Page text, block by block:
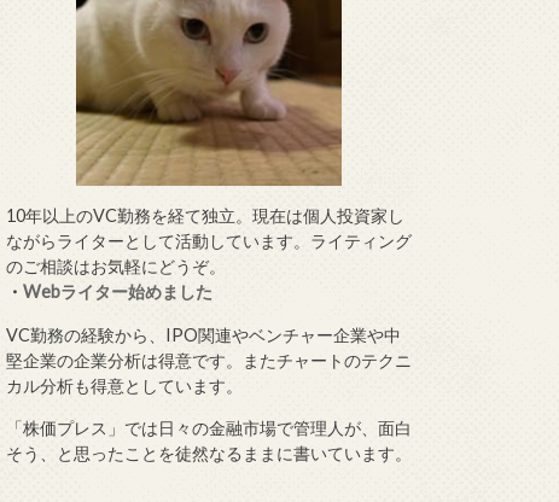
10年以上のVC勤務を経て独立。現在は個人投資家し
ながらライターとして活動しています。ライティング
のご相談はお気軽にどうぞ。
・ Webライター始めました
VC勤務の経験から、IPO関連やベンチャー企業や中
堅企業の企業分析は得意です。またチャートのテクニ
カル分析も得意としています。
「株価プレス」では日々の金融市場で管理人が、面白
そう、と思ったことを徒然なるままに書いています。